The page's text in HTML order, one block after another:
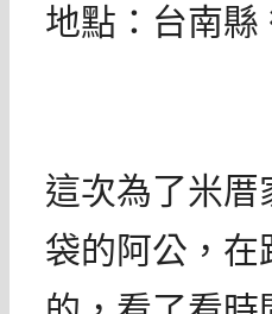
地點：台南縣
這次為了米厝
袋的阿公，在